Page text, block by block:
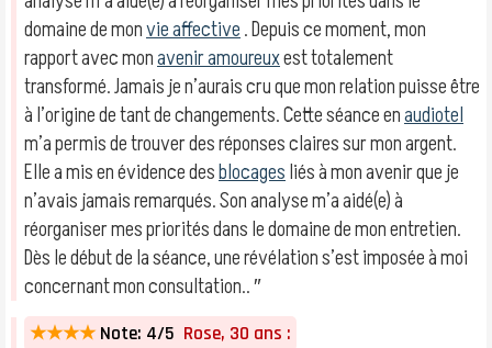
domaine de monvie affective. Depuis ce moment, mon
rapport avec monavenir amoureuxest totalement
transformé. Jamais je n’aurais cru que mon relation puisse être
à l’origine de tant de changements. Cette séance enaudiotel
m’a permis de trouver des réponses claires sur mon argent.
Elle a mis en évidence desblocagesliés à mon avenir que je
n’avais jamais remarqués. Son analyse m’a aidé(e) à
réorganiser mes priorités dans le domaine de mon entretien.
Dès le début de la séance, une révélation s’est imposée à moi
concernant mon consultation.. ″
★★★★ Note: 4/5 Rose, 30 ans :